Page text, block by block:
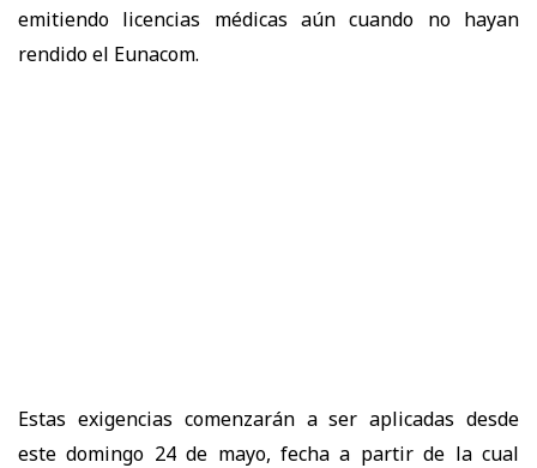
emitiendo licencias médicas aún cuando no hayan
rendido el Eunacom.
Estas exigencias comenzarán a ser aplicadas desde
este domingo 24 de mayo, fecha a partir de la cual